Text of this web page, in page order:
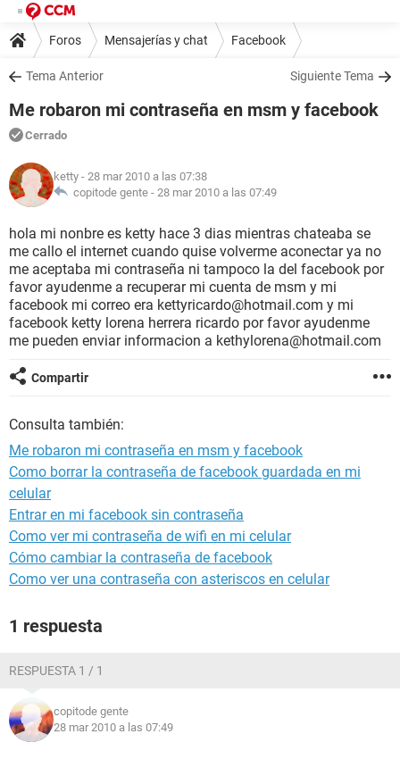
Foros Mensajerías y chat Facebook
Tema Anterior Siguiente Tema
Me robaron mi contraseña en msm y facebook
Cerrado
ketty - 28 mar 2010 a las 07:38
copitode gente - 28 mar 2010 a las 07:49
hola mi nonbre es ketty hace 3 dias mientras chateaba se
me callo el internet cuando quise volverme aconectar ya no
me aceptaba mi contraseña ni tampoco la del facebook por
favor ayudenme a recuperar mi cuenta de msm y mi
facebook mi correo era kettyricardo@hotmail.com y mi
facebook ketty lorena herrera ricardo por favor ayudenme
me pueden enviar informacion a kethylorena@hotmail.com
Compartir
Consulta también:
Me robaron mi contraseña en msm y facebook
Como borrar la contraseña de facebook guardada en mi
celular
Entrar en mi facebook sin contraseña
Como ver mi contraseña de wifi en mi celular
Cómo cambiar la contraseña de facebook
Como ver una contraseña con asteriscos en celular
1 respuesta
RESPUESTA 1 / 1
copitode gente
28 mar 2010 a las 07:49